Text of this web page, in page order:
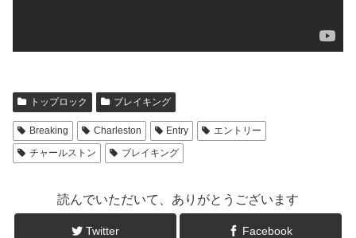
トップロック ブレイキング
Breaking Charleston Entry
エントリー
チャールストン
ブレイキング
読んでいただいて、ありがとうございます
Twitter Facebook